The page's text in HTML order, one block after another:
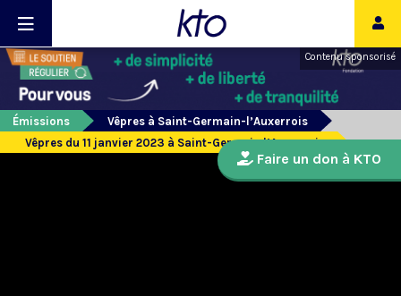
Contenu sponsorisé
Émissions
Vêpres à Saint-Germain-l’Auxerrois
Vêpres du 11 janvier 2023 à Saint-Germain l’Auxerrois
Faire un don à KTO